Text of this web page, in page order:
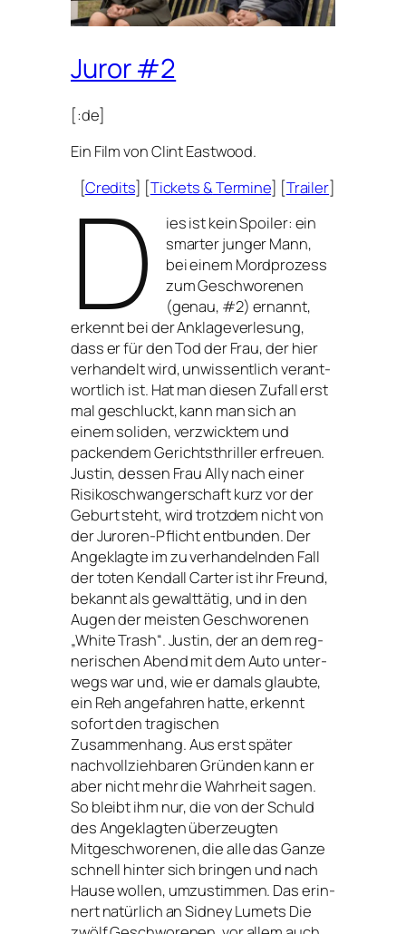
Juror #2
[:de]
Ein Film von Clint Eastwood.
[Credits] [Tickets&Termine] [Trailer]
D
ies ist kein Spoiler: ein
smar­ter jun­ger Mann,
bei einem Mordprozess
zum Geschworenen
(genau, #2) ernannt,
erkennt bei der Anklageverlesung,
dass er für den Tod der Frau, der hier
ver­han­delt wird, unwis­sent­lich ver­ant­
wort­lich ist. Hat man die­sen Zufall erst
mal geschluckt, kann man sich an
einem soli­den, ver­zwick­tem und
packen­dem Gerichtsthriller erfreu­en.
Justin, des­sen Frau Ally nach einer
Risikoschwangerschaft kurz vor der
Geburt steht, wird trotz­dem nicht von
der Juroren-Pflicht ent­bun­den. Der
Angeklagte im zu ver­han­deln­den Fall
der toten Kendall Carter ist ihr Freund,
bekannt als gewalt­tä­tig, und in den
Augen der meis­ten Geschworenen
„White Trash“. Justin, der an dem reg­
ne­ri­schen Abend mit dem Auto unter­
wegs war und, wie er damals glaub­te,
ein Reh ange­fah­ren hat­te, erkennt
sofort den tra­gi­schen
Zusammenhang. Aus erst spä­ter
nach­voll­zieh­ba­ren Gründen kann er
aber nicht mehr die Wahrheit sagen.
So bleibt ihm nur, die von der Schuld
des Angeklagten über­zeug­ten
Mitgeschworenen, die alle das Ganze
schnell hin­ter sich brin­gen und nach
Hause wol­len, umzu­stim­men. Das erin­
nert natür­lich an Sidney Lumets Die